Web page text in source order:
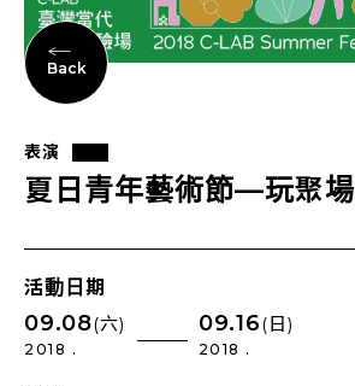
Back
表演
夏日青年藝術節—玩聚場
活動日期
09.08(六)
2018 .
09.16(日)
2018 .